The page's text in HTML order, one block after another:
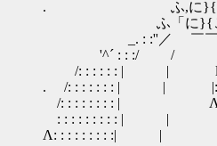
. ふ,に}{こ{こ{,j{: : ﾏ
ふ「に}{こ＞'"j{: : /
_. : :''／ ￣￣ 厂:
'^´ : : :/ / |: : : : :
/: : : : : : | | l: : : : :
. /: : : : : : : | | |: : : : :
/: : : : : : : : | Λ : :￣
: : : : : : : : : | | Λ : : :
Λ: : : : : : : : :| | Λ : : : :